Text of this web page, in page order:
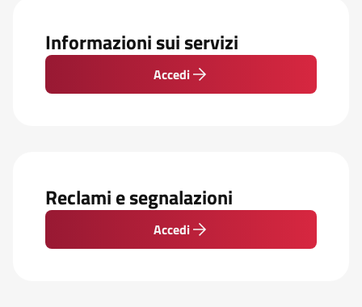
Informazioni sui servizi
Accedi
Reclami e segnalazioni
Accedi